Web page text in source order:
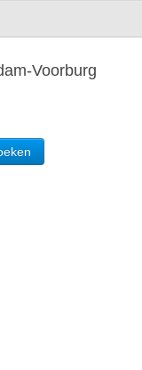
Voorburg